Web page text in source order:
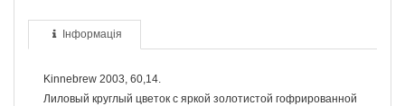
Інформація
Kinnebrew 2003, 60,14.
Лиловый круглый цветок с яркой золотистой гофрированной